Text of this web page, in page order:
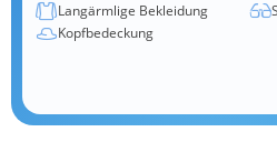
Langärmlige Bekleidung
Kopfbedeckung